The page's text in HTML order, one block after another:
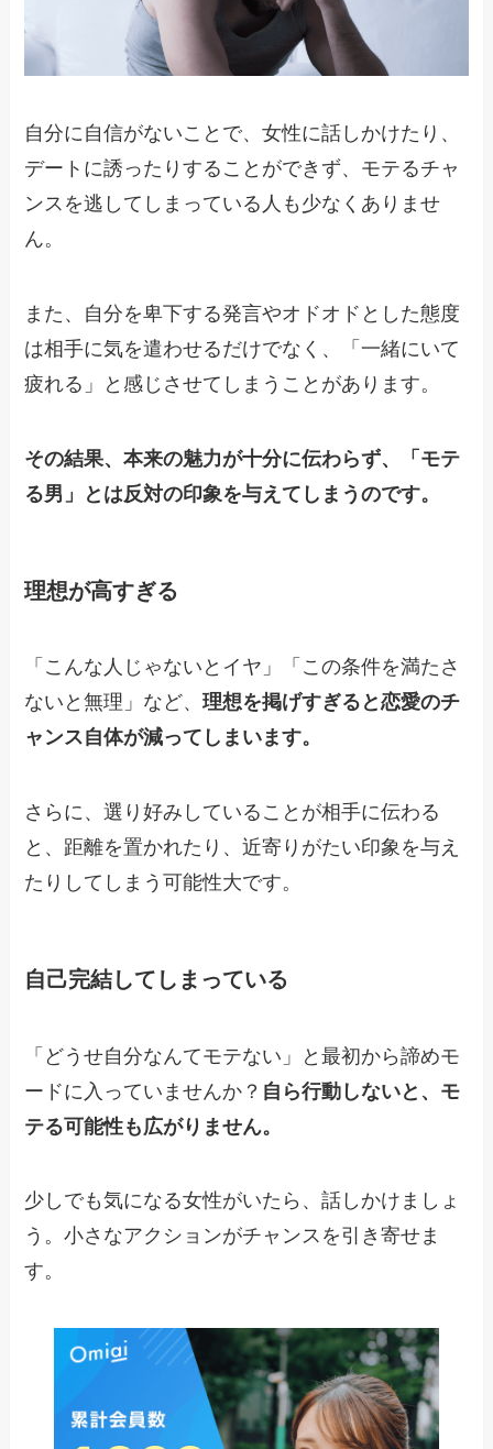
自分に自信がないことで、女性に話しかけたり、
デートに誘ったりすることができず、モテるチャ
ンスを逃してしまっている人も少なくありませ
ん。
また、自分を卑下する発言やオドオドとした態度
は相手に気を遣わせるだけでなく、「一緒にいて
疲れる」と感じさせてしまうことがあります。
その結果、本来の魅力が十分に伝わらず、「モテ
る男」とは反対の印象を与えてしまうのです。
理想が高すぎる
「こんな人じゃないとイヤ」「この条件を満たさ
ないと無理」など、理想を掲げすぎると恋愛のチ
ャンス自体が減ってしまいます。
さらに、選り好みしていることが相手に伝わる
と、距離を置かれたり、近寄りがたい印象を与え
たりしてしまう可能性大です。
自己完結してしまっている
「どうせ自分なんてモテない」と最初から諦めモ
ードに入っていませんか？ 自ら行動しないと、モ
テる可能性も広がりません。
少しでも気になる女性がいたら、話しかけましょ
う。小さなアクションがチャンスを引き寄せま
す。